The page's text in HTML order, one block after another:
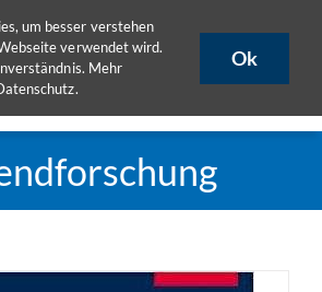
ULB ULB-Katalog HISLSF
Toggle
Aktuelles
Projekte
um besser verstehen
verwendet wird.
Mehr
.
Ok